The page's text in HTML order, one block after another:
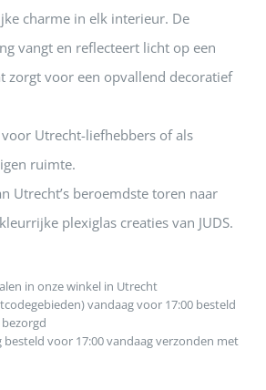
charme in elk interieur. De
vangt en reflecteert licht op een
zorgt voor een opvallend decoratief
voor Utrecht-liefhebbers of als
ruimte.
Utrecht’s beroemdste toren naar
plexiglas creaties van JUDS.
in onze winkel in Utrecht
vandaag voor 17:00 besteld
besteld voor 17:00 vandaag verzonden met